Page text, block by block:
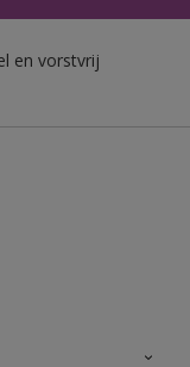
en vorstvrij